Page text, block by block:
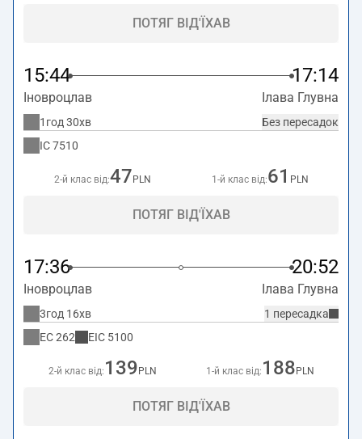
ПОТЯГ ВІД'ЇХАВ
15:44 17:14
Іновроцлав Ілава Глувна
Без пересадок
1год 30хв
IC7510
2-й клас від:47 PLN 1-й клас від:61 PLN
ПОТЯГ ВІД'ЇХАВ
17:36 20:52
Іновроцлав Ілава Глувна
1 пересадка
3год 16хв
EC262 EIC 5100
2-й клас від: 139 PLN 1-й клас від: 188 PLN
ПОТЯГ ВІД'ЇХАВ